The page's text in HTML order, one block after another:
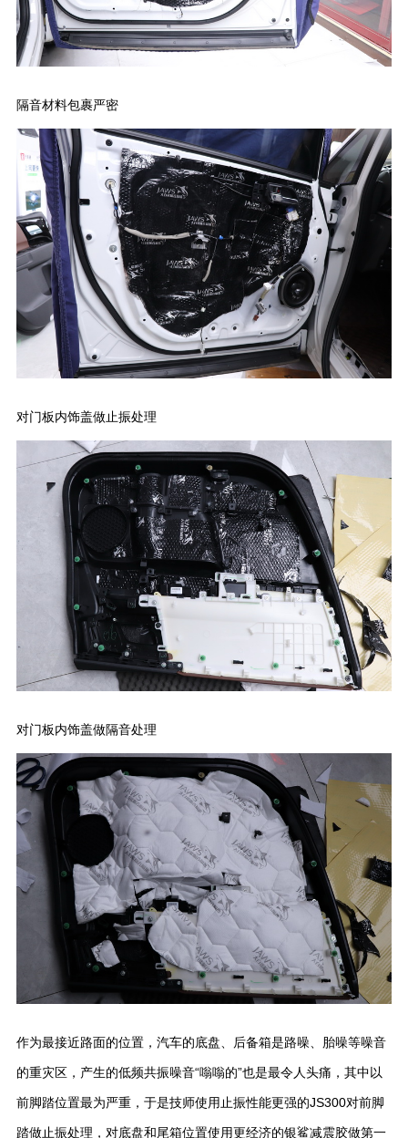
隔音材料包裹严密
对门板内饰盖做止振处理
对门板内饰盖做隔音处理
作为最接近路面的位置，汽车的底盘、后备箱是路噪、胎噪等噪音
的重灾区，产生的低频共振噪音“嗡嗡的”也是最令人头痛，其中以
前脚踏位置最为严重，于是技师使用止振性能更强的JS300对前脚
踏做止振处理，对底盘和尾箱位置使用更经济的银鲨减震胶做第一